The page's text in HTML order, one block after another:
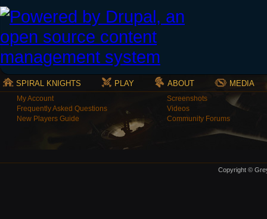
SPIRAL KNIGHTS PLAY ABOUT MEDIA
My Account
Frequently Asked Questions
New Players Guide
Screenshots
Videos
Community Forums
Copyright ©